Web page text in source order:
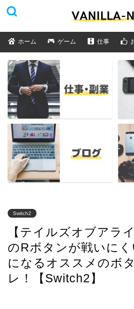
ホーム ゲーム 仕事
Switch2
【テイルズオブアラ
のRボタンが戦いに
になるオススメのボ
レ！【Switch2】